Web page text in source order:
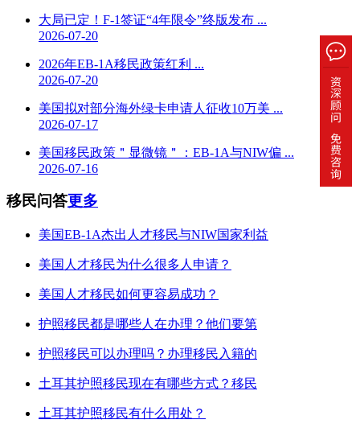
大局已定！F-1签证“4年限令”终版发布 ...
2026-07-20
2026年EB-1A移民政策红利 ...
2026-07-20
美国拟对部分海外绿卡申请人征收10万美 ...
2026-07-17
美国移民政策＂显微镜＂：EB-1A与NIW偏 ...
2026-07-16
移民问答更多
美国EB-1A杰出人才移民与NIW国家利益
美国人才移民为什么很多人申请？
美国人才移民如何更容易成功？
护照移民都是哪些人在办理？他们要第
护照移民可以办理吗？办理移民入籍的
土耳其护照移民现在有哪些方式？移民
土耳其护照移民有什么用处？